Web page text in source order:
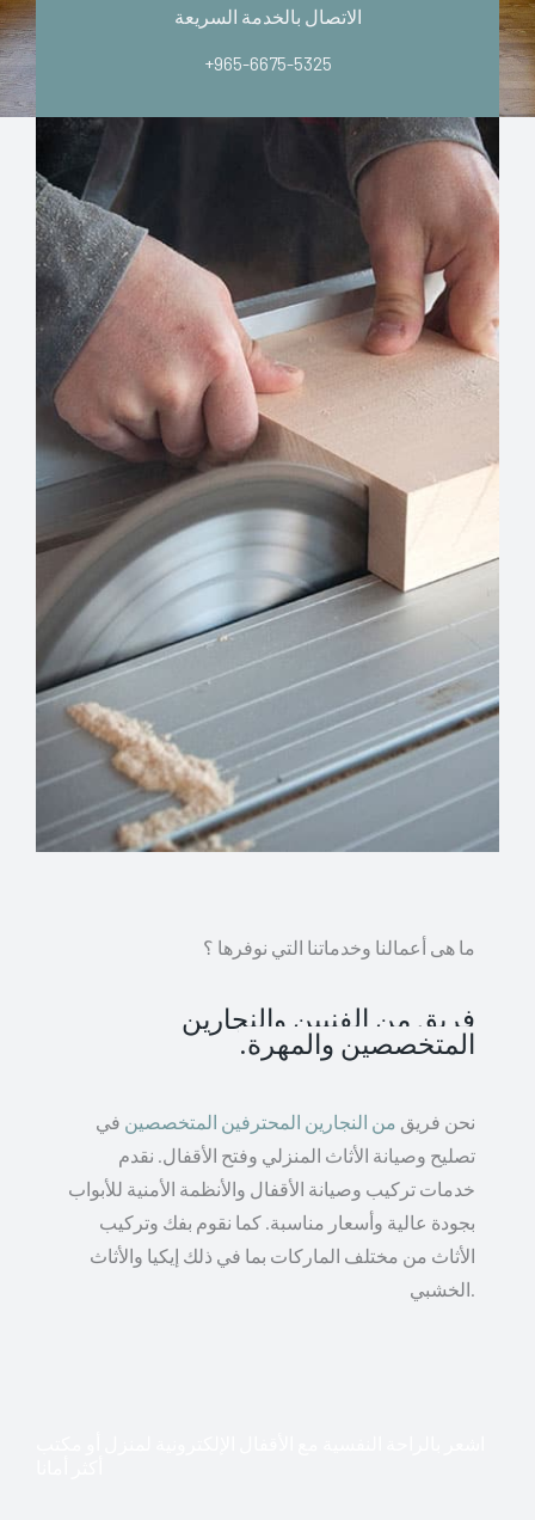
الاتصال بالخدمة السريعة
+965-6675-5325
ما هى أعمالنا وخدماتنا التي نوفرها ؟
فريق من الفنيين والنجارين
المتخصصين والمهرة.
نحن فريق من النجارين المحترفين المتخصصين في
تصليح وصيانة الأثاث المنزلي وفتح الأقفال. نقدم
خدمات تركيب وصيانة الأقفال والأنظمة الأمنية للأبواب
بجودة عالية وأسعار مناسبة. كما نقوم بفك وتركيب
الأثاث من مختلف الماركات بما في ذلك إيكيا والأثاث
الخشبي.